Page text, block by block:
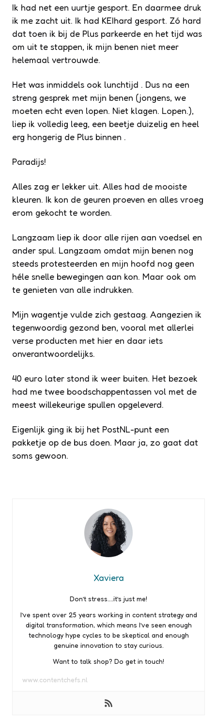
Ik had net een uurtje gesport. En daarmee druk
ik me zacht uit. Ik had KEIhard gesport. Zó hard
dat toen ik bij de Plus parkeerde en het tijd was
om uit te stappen, ik mijn benen niet meer
helemaal vertrouwde.
Het was inmiddels ook lunchtijd . Dus na een
streng gesprek met mijn benen (jongens, we
moeten echt even lopen. Niet klagen. Lopen.),
liep ik volledig leeg, een beetje duizelig en heel
erg hongerig de Plus binnen .
Paradijs!
Alles zag er lekker uit. Alles had de mooiste
kleuren. Ik kon de geuren proeven en alles vroeg
erom gekocht te worden.
Langzaam liep ik door alle rijen aan voedsel en
ander spul. Langzaam omdat mijn benen nog
steeds protesteerden en mijn hoofd nog geen
héle snelle bewegingen aan kon. Maar ook om
te genieten van alle indrukken.
Mijn wagentje vulde zich gestaag. Aangezien ik
tegenwoordig gezond ben, vooral met allerlei
verse producten met hier en daar iets
onverantwoordelijks.
40 euro later stond ik weer buiten. Het bezoek
had me twee boodschappentassen vol met de
meest willekeurige spullen opgeleverd.
Eigenlijk ging ik bij het PostNL-punt een
pakketje op de bus doen. Maar ja, zo gaat dat
soms gewoon.
Xaviera
Don’t stress….it’s just me!
I’ve spent over 25 years working in content strategy and
digital transformation, which means I’ve seen enough
technology hype cycles to be skeptical and enough
genuine innovation to stay curious.
Want to talk shop? Do get in touch!
www.contentchefs.nl